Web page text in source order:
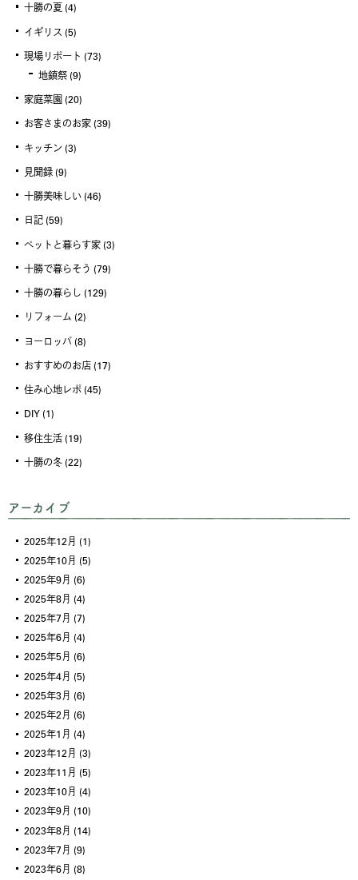
十勝の夏 (4)
イギリス (5)
現場リポート (73)
地鎮祭 (9)
家庭菜園 (20)
お客さまのお家 (39)
キッチン (3)
見聞録 (9)
十勝美味しい (46)
日記 (59)
ペットと暮らす家 (3)
十勝で暮らそう (79)
十勝の暮らし (129)
リフォーム (2)
ヨーロッパ (8)
おすすめのお店 (17)
住み心地レポ (45)
DIY (1)
移住生活 (19)
十勝の冬 (22)
アーカイブ
2025年12月 (1)
2025年10月 (5)
2025年9月 (6)
2025年8月 (4)
2025年7月 (7)
2025年6月 (4)
2025年5月 (6)
2025年4月 (5)
2025年3月 (6)
2025年2月 (6)
2025年1月 (4)
2023年12月 (3)
2023年11月 (5)
2023年10月 (4)
2023年9月 (10)
2023年8月 (14)
2023年7月 (9)
2023年6月 (8)